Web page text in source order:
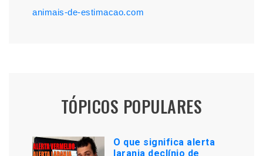
animais-de-estimacao.com
TÓPICOS POPULARES
O que significa alerta
laranja declínio de